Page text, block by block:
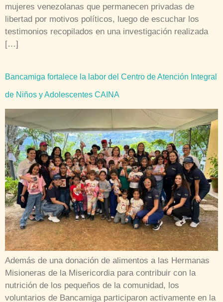
mujeres venezolanas que permanecen privadas de
libertad por motivos políticos, luego de escuchar los
testimonios recopilados en una investigación realizada
[…]
Bancamiga fortalece la labor del Centro de Atención Integral
de Niños y Adolescentes CAINA
Además de una donación de alimentos a las Hermanas
Misioneras de la Misericordia para contribuir con la
nutrición de los pequeños de la comunidad, los
voluntarios de Bancamiga participaron activamente en la